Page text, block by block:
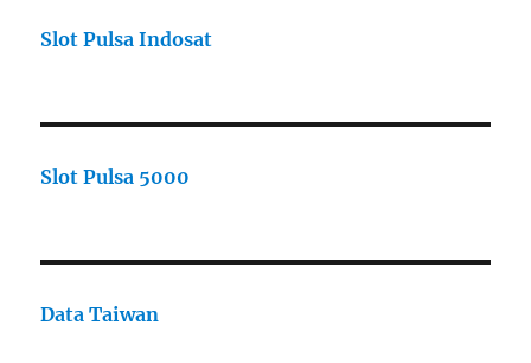
Slot Pulsa Indosat
Slot Pulsa 5000
Data Taiwan